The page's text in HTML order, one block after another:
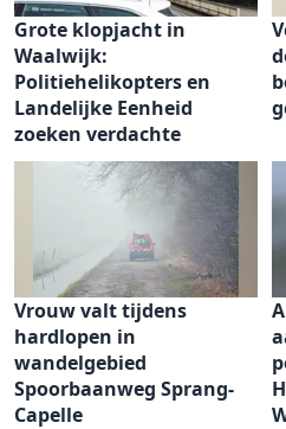
Grote klopjacht in
Waalwijk:
Politiehelikopters en
Landelijke Eenheid
zoeken verdachte
Vrouw valt tijdens
hardlopen in
wandelgebied
Spoorbaanweg Sprang-
Capelle